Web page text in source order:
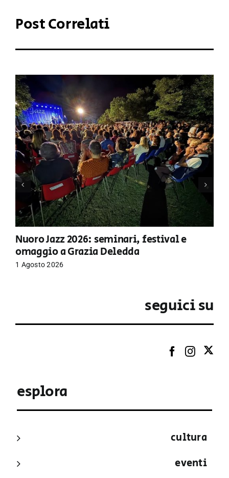
Post Correlati
Nuoro Jazz 2026: seminari, festival e
omaggio a Grazia Deledda
1 Agosto 2026
seguici su
esplora
cultura
eventi